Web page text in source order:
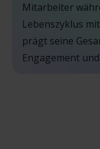
Mitarbeiter
Lebenszyklus
prägt seine
Engagement